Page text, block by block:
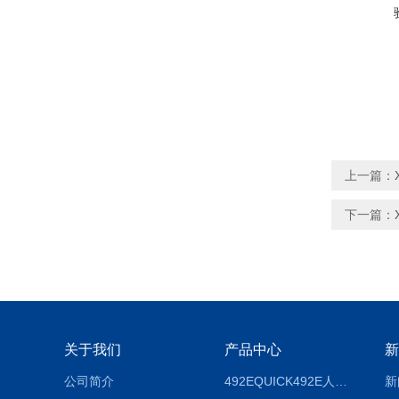
上一篇：
下一篇：
关于我们
公司简介
产品中心